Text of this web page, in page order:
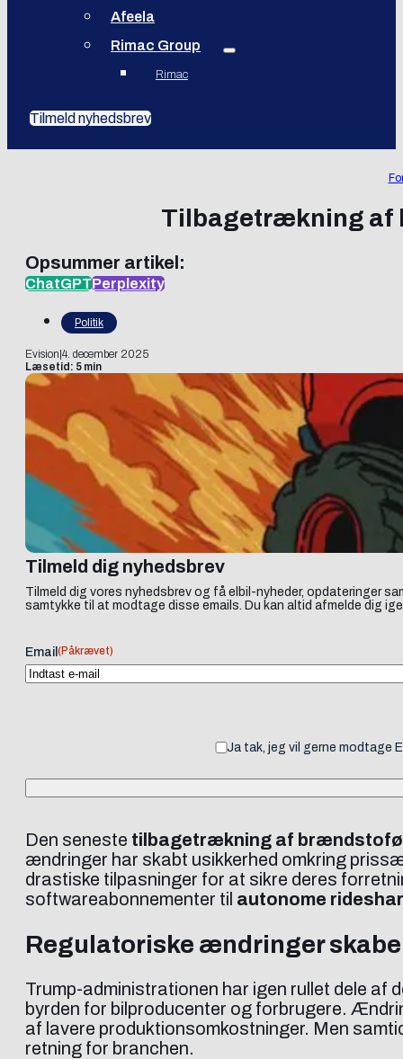
Afeela
Rimac Group
Rimac
Tilmeld nyhedsbrev
Tilbagetrækning af
Opsummer artikel:
ChatGPTPerplexity
Politik
Evision 4. december 2025
Læsetid: 5 min
Tilmeld dig nyhedsbrev
Tilmeld dig vores nyhedsbrev og få elbil-nyheder, opdateringer
samtykke til at modtage disse emails. Du kan altid afmelde dig
Email (Påkrævet)
Ja tak, jeg vil gerne modtage
Den seneste tilbagetrækning af
ændringer har skabt usikkerhed omkring
drastiske tilpasninger for at sikre deres
softwareabonnementer til autonome
Regulatoriske ændringer
Trump-administrationen har igen rullet dele af
byrden for bilproducenter og forbrugere.
af lavere produktionsomkostninger. Men
retning for branchen.